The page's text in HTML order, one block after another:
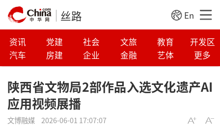
丝路 En
资讯 党建 社会 文旅 教育
开发区
汽车
房建 企业 金融 艺体 更多
陕西省文物局2部作品入选文化遗产AI
应用视频展播
文博融媒 2026-06-01 17:07:07